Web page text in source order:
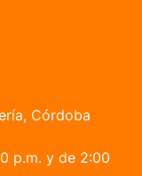
Córdoba
p.m. y de 2:00